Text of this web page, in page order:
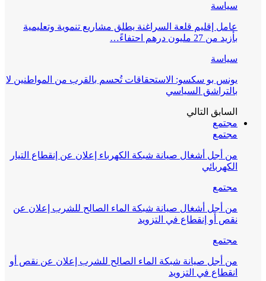
سياسة
عامل إقليم قلعة السراغنة يطلق مشاريع تنموية وتعليمية
بأزيد من 27 مليون درهم احتفاءً…
سياسة
يونس بو سكسو: الاستحقاقات تُحسم بالقرب من المواطنين لا
بالتراشق السياسي
السابق التالي
مجتمع
مجتمع
من أجل أشغال صيانة شبكة الكهرباء إعلان عن إنقطاع التيار
الكهربائي
مجتمع
من أجل أشغال صيانة شبكة الماء الصالح للشرب إعلان عن
نقص أو إنقطاع في التزويد
مجتمع
من أجل صيانة شبكة الماء الصالح للشرب إعلان عن نقص أو
انقطاع في التزويد